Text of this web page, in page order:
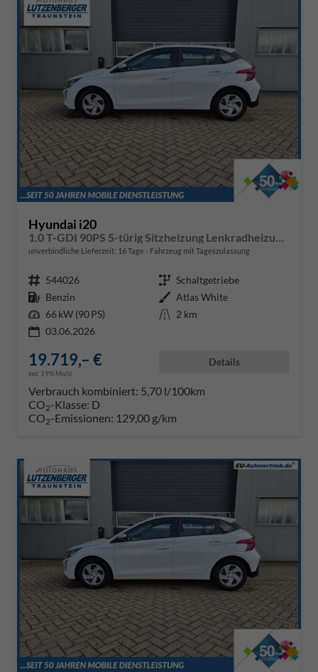
Hyundai i20
1.0 T-GDI 90PS 5-türig Sitzheizung Lenkradheizung Rückf.Kamera PDC Klima Apple CarPlay Android Auto Tempomat Touchscreen
unverbindliche Lieferzeit: 16 Tage Fahrzeug mit Tageszulassung
Fahrzeugnr. 544026 Getriebe Schaltgetriebe
Kraftstoff Benzin Außenfarbe Atlas White
Leistung 66 kW (90 PS) Kilometerstand 2 km
03.06.2026
19.719,– €
incl. 19% MwSt.
Details
Verbrauch kombiniert: 5,70 l/100km
CO2-Klasse: D
CO2-Emissionen: 129,00 g/km